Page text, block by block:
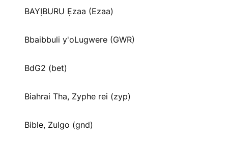
BAYỊBURU Ẹzaa (Ezaa)
Bbaibbuli y'oLugwere (GWR)
BdG2 (bet)
Biahrai Tha, Zyphe rei (zyp)
Bible, Zulgo (gnd)